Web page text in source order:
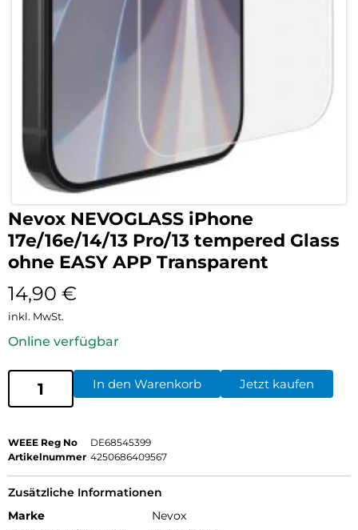
Nevox NEVOGLASS iPhone
17e/16e/14/13 Pro/13 tempered Glass
ohne EASY APP Transparent
14,90 €
inkl. MwSt.
Online verfügbar
In den Warenkorb Jetzt kaufen
WEEE Reg No
DE68545399
Artikelnummer 4250686409567
Zusätzliche Informationen
Marke
Nevox